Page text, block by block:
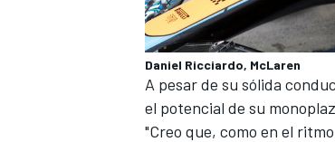
MÁS CATEGORÍAS
Daniel Ricciardo, McLaren
A pesar de su sólida
el potencial de su
"Creo que, como en el